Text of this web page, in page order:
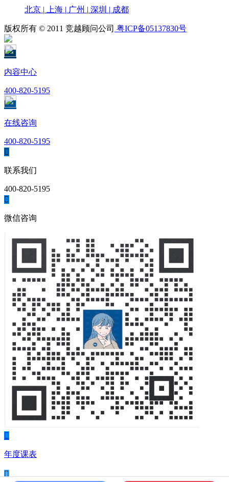
北京 | 上海 | 广州 | 深圳 | 成都
版权所有 © 2011 竞越顾问公司 粤ICP备05137830号
内容中心
400-820-5195
在线咨询
400-820-5195

联系我们
400-820-5195

微信咨询

年度课表
